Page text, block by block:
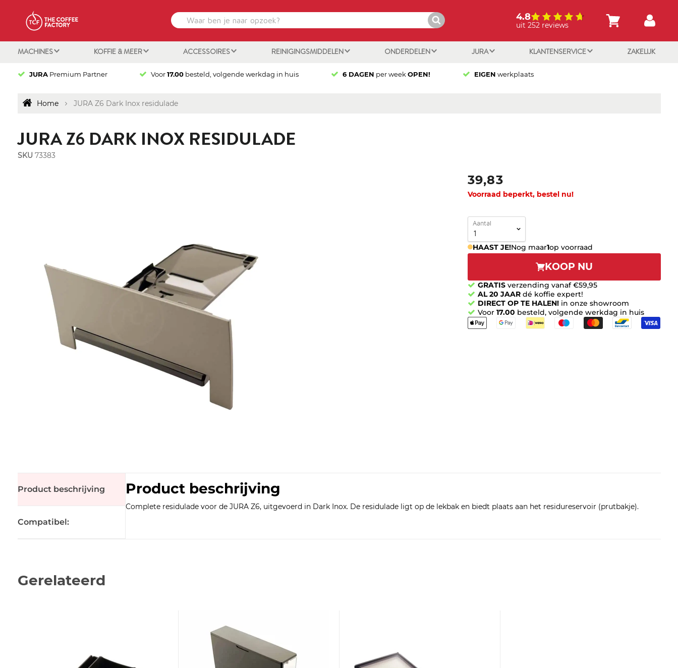
4.8
uit 252 reviews
MACHINES KOFFIE & MEER ACCESSOIRES REINIGINGSMIDDELEN ONDERDELEN JURA KLANTENSERVICE ZAKELIJK
JURAPremium Partner Voor17.00 besteld, volgende werkdag in huis 6 DAGEN per weekOPEN! EIGEN werkplaats
Home JURA Z6 Dark Inox residulade
JURA Z6 DARK INOX RESIDULADE
SKU 73383
39,83
Voorraad beperkt, bestel nu!
Aantal
HAAST JE!Nog maar1op voorraad
KOOP NU
GRATIS verzending vanaf €59,95
AL 20 JAAR dé koffie expert!
DIRECT OP TE HALEN! in onze showroom
Voor 17.00 besteld, volgende werkdag in huis
Product beschrijving
Compatibel:
Product beschrijving
Complete residulade voor de JURA Z6, uitgevoerd in Dark Inox. De residulade ligt op de lekbak en biedt plaats aan het residureservoir (prutbakje).
Gerelateerd